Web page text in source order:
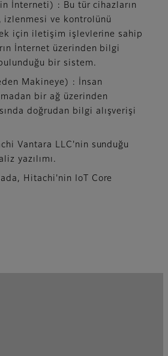
İnterneti) : Bu tür cihazların
izlenmesi ve kontrolünü
için iletişim işlevlerine sahip
İnternet üzerinden bilgi
bir sistem.
Makineye) : İnsan
bir ağ üzerinden
doğrudan bilgi alışverişi
Vantara LLC'nin sunduğu
yazılımı.
Hitachi'nin IoT Core